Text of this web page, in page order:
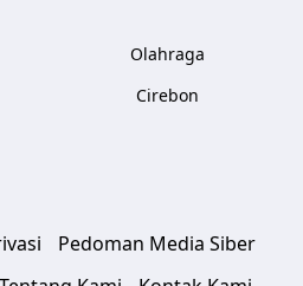
Olahraga
Cirebon
Pedoman Media Siber